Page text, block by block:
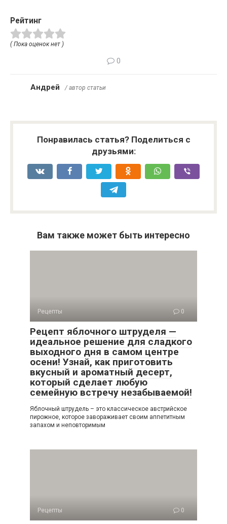
Рейтинг
( Пока оценок нет )
0
Андрей / автор статьи
Понравилась статья? Поделиться с
друзьями:
Вам также может быть интересно
Рецепты 0
Рецепт яблочного штруделя —
идеальное решение для сладкого
выходного дня в самом центре
осени! Узнай, как приготовить
вкусный и ароматный десерт,
который сделает любую
семейную встречу незабываемой!
Яблочный штрудель – это классическое австрийское
пирожное, которое завораживает своим аппетитным
запахом и неповторимым
Рецепты 0